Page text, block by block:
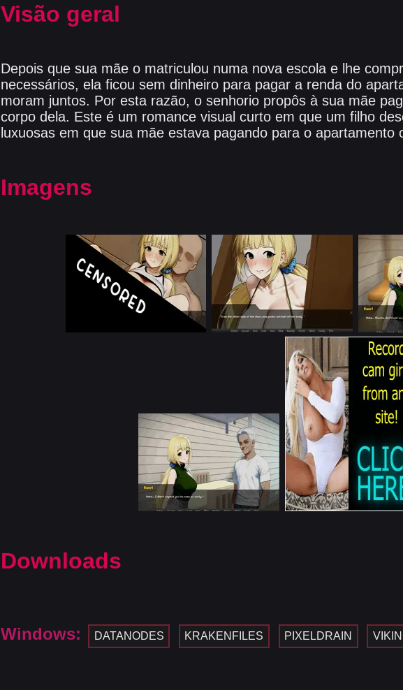
Visão geral
Depois que sua mãe o matriculou numa nova escola e lhe
necessários, ela ficou sem dinheiro para pagar a renda do
moram juntos. Por esta razão, o senhorio propôs à sua mãe
corpo dela. Este é um romance visual curto em que um filho
luxuosas em que sua mãe estava pagando para o apartamento
Imagens
Downloads
Windows: DATANODES KRAKENFILES PIXELDRAIN